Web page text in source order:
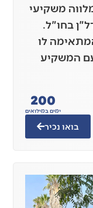
משקיעי
בחו"ל.
לו
עם המשקיע
ימים במילואים
200
בואו נכיר